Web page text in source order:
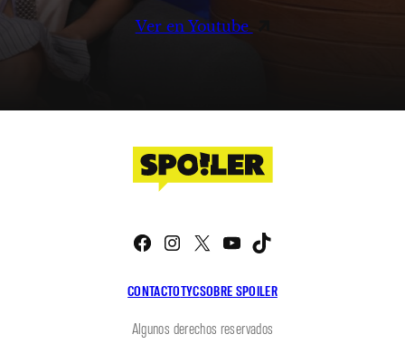
Ver en Youtube
CONTACTOTYCSOBRE SPOILER
Facebook
Instagram
X YouTube
Algunos derechos reservados